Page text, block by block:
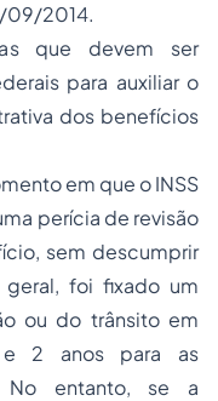
09/2014.
que devem ser
para auxiliar o
dos benefícios
em que o INSS
perícia de revisão
sem descumprir
foi fixado um
ou do trânsito em
e 2 anos para as
No entanto, se a